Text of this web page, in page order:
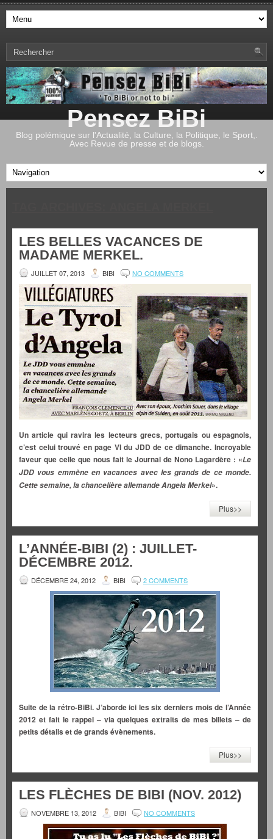
Pensez BiBi
Blog polémique sur l'Actualité, la Culture, la Politique, le Sport,.
Avec Revue de presse et de blogs.
LES BELLES VACANCES DE
MADAME MERKEL.
JUILLET 07, 2013 BIBI NO COMMENTS
Un article qui ravira les lecteurs grecs, portugais ou espagnols,
c’est celui trouvé en page VI du JDD de ce dimanche. Incroyable
faveur que celle que nous fait le Journal de Nono Lagardère : «Le
JDD vous emmène en vacances avec les grands de ce monde.
Cette semaine, la chancelière allemande Angela Merkel».
Plus>>
L’ANNÉE-BIBI (2) : JUILLET-
DÉCEMBRE 2012.
DÉCEMBRE 24, 2012 BIBI 2 COMMENTS
Suite de la rétro-BiBi. J’aborde ici les six derniers mois de l’Année
2012 et fait le rappel – via quelques extraits de mes billets – de
petits détails et de grands évènements.
Plus>>
LES FLÈCHES DE BIBI (NOV. 2012)
NOVEMBRE 13, 2012 BIBI NO COMMENTS